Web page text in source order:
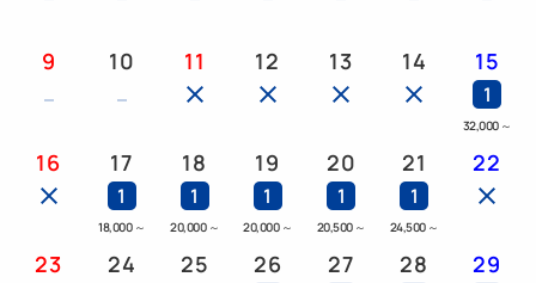
9 10 11 12 13 14 15
1
32,000 ～
16 17
1
18,000 ～
18
1
20,000 ～
19
1
20,000 ～
20
1
20,500 ～
21
1
24,500 ～
22
23 24 25 26 27 28 29